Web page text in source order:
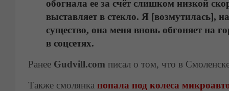
обогнала ее за счёт слишком низкой
выставляет в стекло. Я [возмутилась],
существо, она меня вновь обгоняет на
в соцсетях.
Ранее Gudvill.com писал о том, что в
Также смолянка попала под колеса